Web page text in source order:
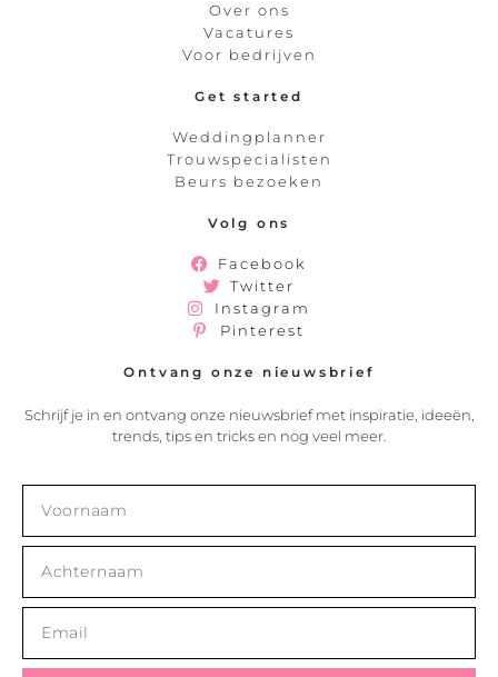
Over ons
Vacatures
Voor bedrijven
Get started
Weddingplanner
Trouwspecialisten
Beurs bezoeken
Volg ons
Facebook
Twitter
Instagram
Pinterest
Ontvang onze nieuwsbrief
Schrijf je in en ontvang onze nieuwsbrief met inspiratie, ideeën,
trends, tips en tricks en nog veel meer.